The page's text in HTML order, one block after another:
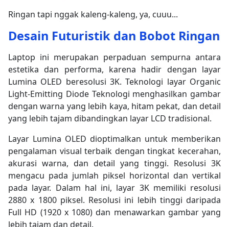
Ringan tapi nggak kaleng-kaleng, ya, cuuu...
Desain Futuristik dan Bobot Ringan
Laptop ini merupakan perpaduan sempurna antara
estetika dan performa, karena hadir dengan layar
Lumina OLED beresolusi 3K. Teknologi layar Organic
Light-Emitting Diode Teknologi menghasilkan gambar
dengan warna yang lebih kaya, hitam pekat, dan detail
yang lebih tajam dibandingkan layar LCD tradisional.
Layar Lumina OLED dioptimalkan untuk memberikan
pengalaman visual terbaik dengan tingkat kecerahan,
akurasi warna, dan detail yang tinggi. Resolusi 3K
mengacu pada jumlah piksel horizontal dan vertikal
pada layar. Dalam hal ini, layar 3K memiliki resolusi
2880 x 1800 piksel. Resolusi ini lebih tinggi daripada
Full HD (1920 x 1080) dan menawarkan gambar yang
lebih tajam dan detail.